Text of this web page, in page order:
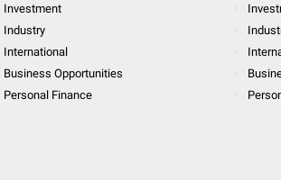
Investment
Industry
International
Business Opportunities
Personal Finance